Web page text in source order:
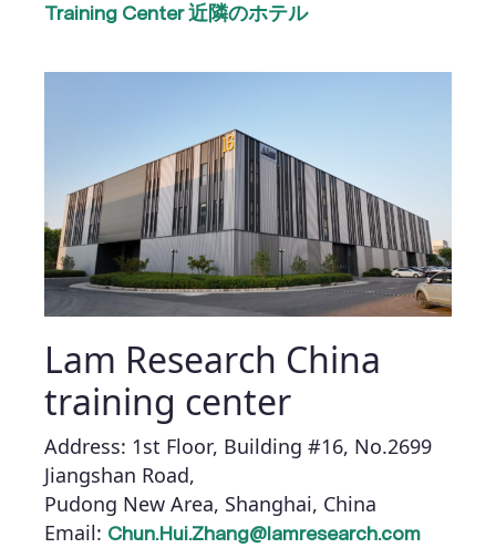
Training Center 近隣のホテル
Lam Research China
training center
Address: 1st Floor, Building #16, No.2699
Jiangshan Road,
Pudong New Area, Shanghai, China
Email: Chun.Hui.Zhang@lamresearch.com